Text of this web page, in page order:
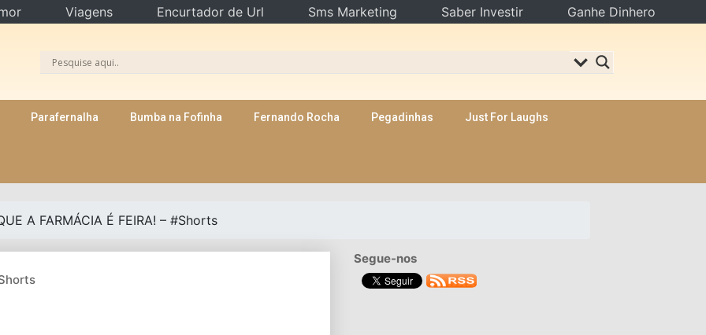
Parafernalha Bumba na Fofinha Fernando Rocha Pegadinhas Just For Laughs
A FARMÁCIA É FEIRA! – #Shorts
Segue-nos
Viagens Encurtador de Url Sms Marketing Saber Investir Ganhe Dinhero